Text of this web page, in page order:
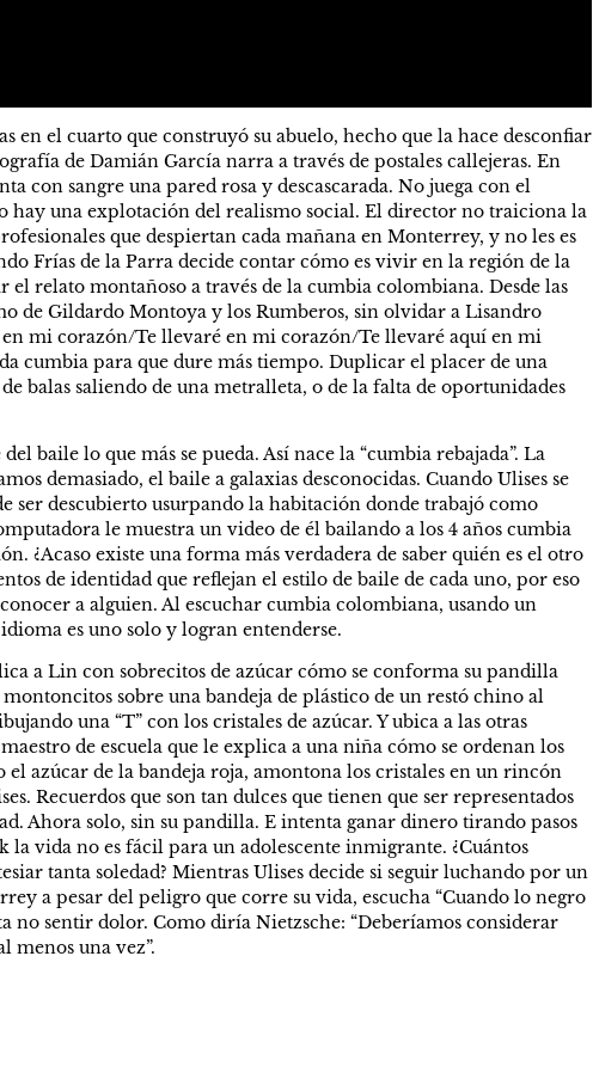
en el cuarto que construyó su abuelo, hecho que la hace desconfiar
de Damián García narra a través de postales callejeras. En
con sangre una pared rosa y descascarada. No juega con el
una explotación del realismo social. El director no traiciona la
que despiertan cada mañana en Monterrey, y no les es
Frías de la Parra decide contar cómo es vivir en la región de la
el relato montañoso a través de la cumbia colombiana. Desde las
de Gildardo Montoya y los Rumberos, sin olvidar a Lisandro
mi corazón/Te llevaré en mi corazón/Te llevaré aquí en mi
cumbia para que dure más tiempo. Duplicar el placer de una
balas saliendo de una metralleta, o de la falta de oportunidades
baile lo que más se pueda. Así nace la “cumbia rebajada”. La
demasiado, el baile a galaxias desconocidas. Cuando Ulises se
ser descubierto usurpando la habitación donde trabajó como
le muestra un video de él bailando a los 4 años cumbia
¿Acaso existe una forma más verdadera de saber quién es el otro
de identidad que reflejan el estilo de baile de cada uno, por eso
a alguien. Al escuchar cumbia colombiana, usando un
es uno solo y logran entenderse.
a Lin con sobrecitos de azúcar cómo se conforma su pandilla
sobre una bandeja de plástico de un restó chino al
una “T” con los cristales de azúcar. Y ubica a las otras
de escuela que le explica a una niña cómo se ordenan los
azúcar de la bandeja roja, amontona los cristales en un rincón
Recuerdos que son tan dulces que tienen que ser representados
Ahora solo, sin su pandilla. E intenta ganar dinero tirando pasos
la vida no es fácil para un adolescente inmigrante. ¿Cuántos
tanta soledad? Mientras Ulises decide si seguir luchando por un
a pesar del peligro que corre su vida, escucha “Cuando lo negro
no sentir dolor. Como diría Nietzsche: “Deberíamos considerar
menos una vez”.